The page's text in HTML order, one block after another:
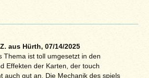
aus Hürth, 07/14/2025
Thema ist toll umgesetzt in den
Effekten der Karten, der touch
auch gut an. Die Mechanik des spiels